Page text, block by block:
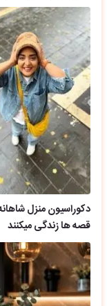
دکوراسیون منزل
قصه ها زندگی میکنند